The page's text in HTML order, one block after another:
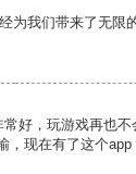
为我们带来了无限
好，玩游戏再也
，现在有了这个